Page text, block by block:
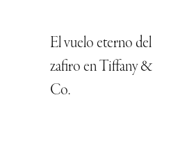
El vuelo eterno del
zafiro en Tiffany &
Co.